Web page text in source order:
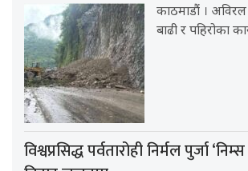
काठमाडौं ।
बाढी र पहिरोका
विश्वप्रसिद्ध पर्वतारोही निर्मल पुर्जा